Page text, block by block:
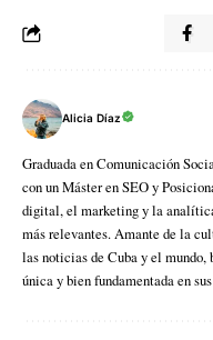
Alicia Díaz
Graduada en Comunicación
con un Máster en SEO y
digital, el marketing y la
más relevantes. Amante de la
las noticias de Cuba y el mundo,
única y bien fundamentada en